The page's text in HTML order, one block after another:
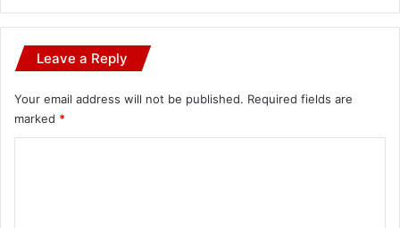
Leave a Reply
Your email address will not be published. Required fields are
marked *